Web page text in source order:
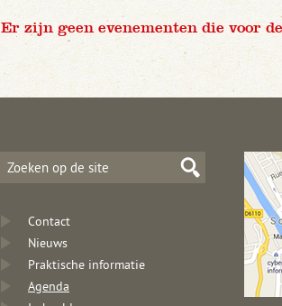
Er zijn geen evenementen die voor
Contact
Nieuws
Praktische informatie
Agenda